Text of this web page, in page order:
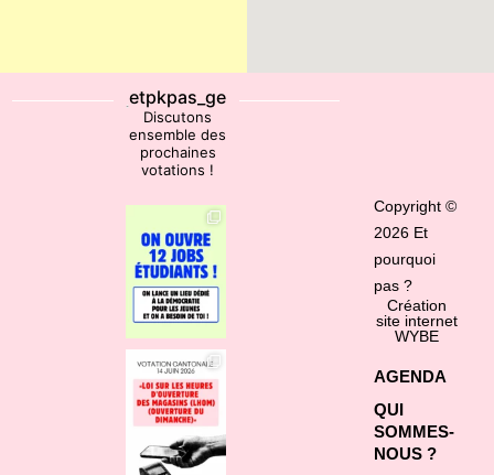
etpkpas_ge
Discutons
ensemble des
prochaines
votations !
Copyright ©
2026 Et
pourquoi
pas ?
Création
site internet
WYBE
AGENDA
QUI
SOMMES-
NOUS ?